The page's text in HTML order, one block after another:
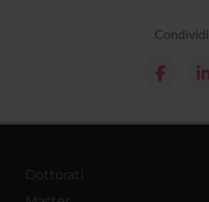
Condividi
Dottorati